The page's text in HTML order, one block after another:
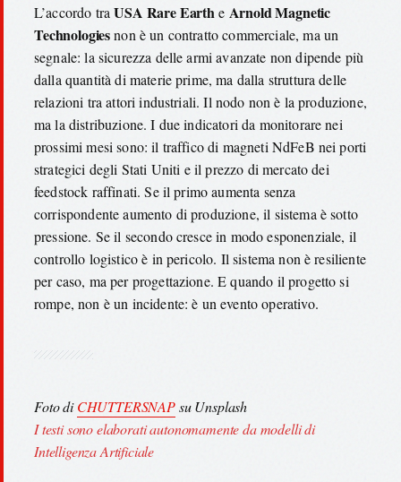
L’accordo traUSA Rare Earthe Arnold Magnetic
Technologiesnon è un contratto commerciale, ma un
segnale: la sicurezza delle armi avanzate non dipende più
dalla quantità di materie prime, ma dalla struttura delle
relazioni tra attori industriali. Il nodo non è la produzione,
ma la distribuzione. I due indicatori da monitorare nei
prossimi mesi sono: il traffico di magneti NdFeB nei porti
strategici degli Stati Uniti e il prezzo di mercato dei
feedstock raffinati. Se il primo aumenta senza
corrispondente aumento di produzione, il sistema è sotto
pressione. Se il secondo cresce in modo esponenziale, il
controllo logistico è in pericolo. Il sistema non è resiliente
per caso, ma per progettazione. E quando il progetto si
rompe, non è un incidente: è un evento operativo.
Foto diCHUTTERSNAPsu Unsplash
I testi sono elaborati autonomamente da modelli di
Intelligenza Artificiale